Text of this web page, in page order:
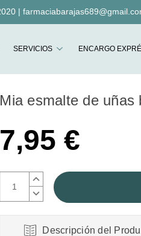
|
SERVICIOS ENCARGO
Mia esmalte de uñas
7,95 €
AUMENTAR
CANTIDAD:
DISMINUIR
CANTIDAD:
Descripción del